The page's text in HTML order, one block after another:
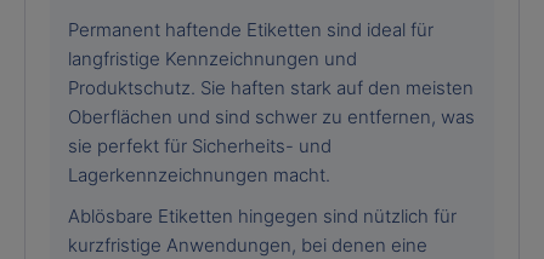
Permanent haftende Etiketten sind ideal für
langfristige Kennzeichnungen und
Produktschutz. Sie haften stark auf den meisten
Oberflächen und sind schwer zu entfernen, was
sie perfekt für Sicherheits- und
Lagerkennzeichnungen macht.
Ablösbare Etiketten hingegen sind nützlich für
kurzfristige Anwendungen, bei denen eine